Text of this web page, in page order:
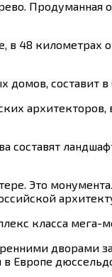
Продуманная
48 километрах
составит
составят
Это
класса мега-
дворами
в Европе